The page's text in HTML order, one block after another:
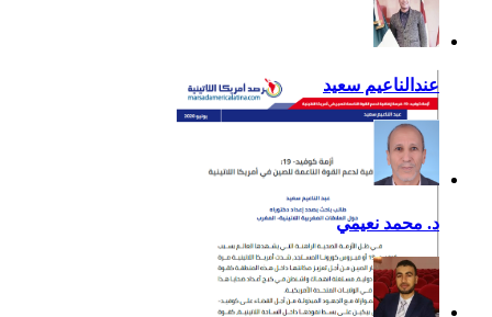
عندالناعيم سعيد
د. محمد نعيمي